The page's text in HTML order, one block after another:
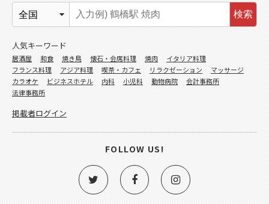
検索
人気キーワード
居酒屋 和食 焼き鳥 懐石・会席料理 焼肉
イタリア料理
フランス料理
アジア料理 喫茶・カフェ リラクゼーション
マッサージ
カラオケ
ビジネスホテル 内科 小児科 動物病院
会計事務所
法律事務所
掲載者ログイン
FOLLOW US!